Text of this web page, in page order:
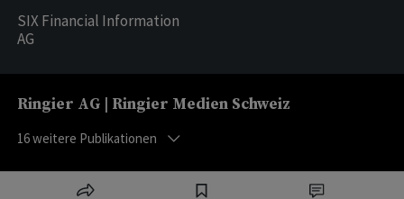
SIX Financial Information
AG
Ringier AG | Ringier Medien Schweiz
16weitere Publikationen